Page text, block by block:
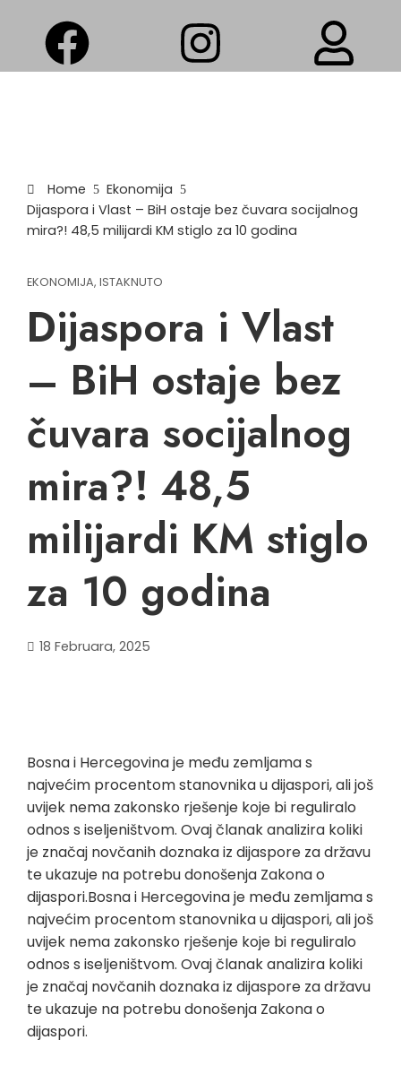
Home
Ekonomija
Dijaspora i Vlast – BiH ostaje bez čuvara socijalnog
mira?! 48,5 milijardi KM stiglo za 10 godina
EKONOMIJA, ISTAKNUTO
Dijaspora i Vlast
– BiH ostaje bez
čuvara socijalnog
mira?! 48,5
milijardi KM stiglo
za 10 godina
18 Februara, 2025
Bosna i Hercegovina je među zemljama s
najvećim procentom stanovnika u dijaspori, ali još
uvijek nema zakonsko rješenje koje bi reguliralo
odnos s iseljeništvom. Ovaj članak analizira koliki
je značaj novčanih doznaka iz dijaspore za državu
te ukazuje na potrebu donošenja Zakona o
dijaspori.Bosna i Hercegovina je među zemljama s
najvećim procentom stanovnika u dijaspori, ali još
uvijek nema zakonsko rješenje koje bi reguliralo
odnos s iseljeništvom. Ovaj članak analizira koliki
je značaj novčanih doznaka iz dijaspore za državu
te ukazuje na potrebu donošenja Zakona o
dijaspori.